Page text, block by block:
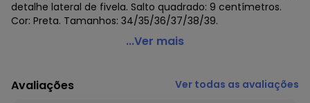
detalhe lateral de fivela. Salto quadrado: 9 centímetros.
Cor: Preta. Tamanhos: 34/35/36/37/38/39.
Outlet - Bota Cano Médio Preta com Salto Quadrado
Histórico de preços
...Ver mais
Avaliações Ver todas as avaliações